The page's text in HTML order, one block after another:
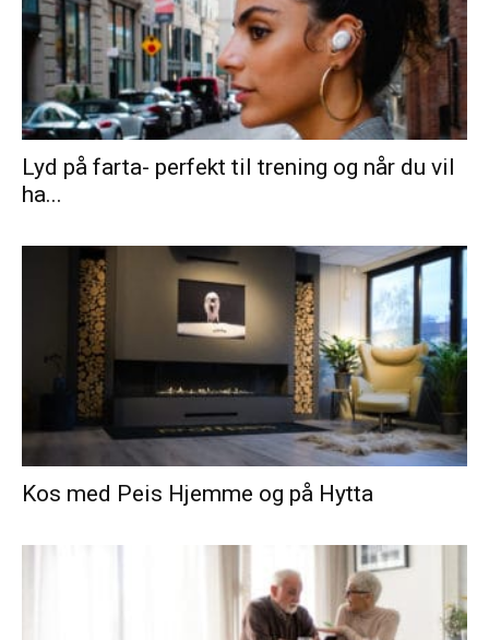
Lyd på farta- perfekt til trening og når du vil
ha...
Kos med Peis Hjemme og på Hytta